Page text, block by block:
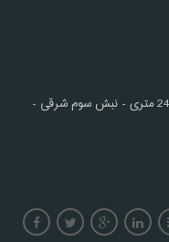
تهران - سعادت آباد - میدان فرهنگ - بلوار 24 متری - نبش سوم شرقی -